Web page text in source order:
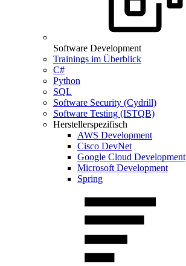
Software Development
Trainings im Überblick
C#
Python
SQL
Software Security (Cydrill)
Software Testing (ISTQB)
Herstellerspezifisch
AWS Development
Cisco DevNet
Google Cloud Development
Microsoft Development
Spring